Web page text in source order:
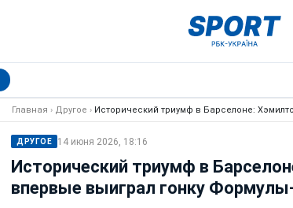
Главная › Другое › Исторический триумф в Барселоне:
ДРУГОЕ 14 июня 2026, 18:16
Исторический триумф в
впервые выиграл гонку